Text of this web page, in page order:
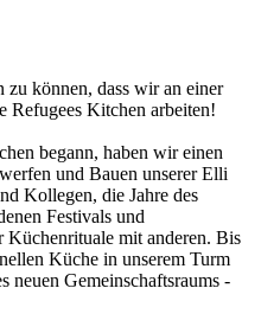
zu können, dass wir an einer
Refugees Kitchen arbeiten!
begann, haben wir einen
und Bauen unserer Elli
Kollegen, die Jahre des
Festivals und
Küchenrituale mit anderen. Bis
Küche in unserem Turm
neuen Gemeinschaftsraums -